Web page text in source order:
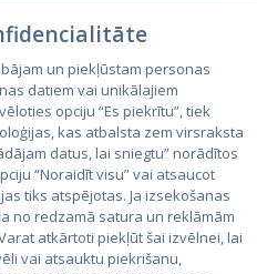
un piekļūstam personas
datiem vai unikālajiem
opciju “Es piekrītu”, tiek
kas atbalsta zem virsraksta
datus, lai sniegtu” norādītos
“Noraidīt visu” vai atsaucot
tiks atspējotas. Ja izsekošanas
no redzamā satura un reklāmām
atkārtoti piekļūt šai izvēlnei, lai
vai atsauktu piekrišanu,